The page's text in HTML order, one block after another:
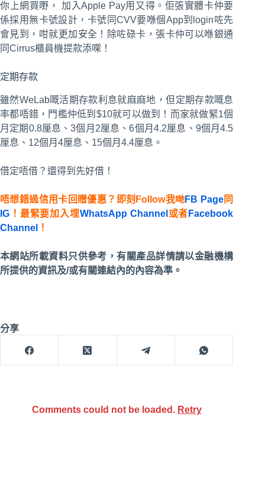
你上網買嘢， 加入Apple Pay用又得。佢張實體卡仲要
係採用無卡號設計，卡號同CVV要喺個App到login咗先
會見到，咁就更加安全！除咗碌卡，張卡仲可以喺銀通
同Cirrus櫃員機提款添㗎！
定期存款
雖然WeLab嘅活期存款利息就麻麻地，但定期存款嘅息
率都唔錯，門檻仲低到$10就可以做到！而家就做緊1個
月定期0.8厘息、3個月2厘息、6個月4.2厘息、9個月4.5
厘息、12個月4厘息、15個月4.4厘息。
借定唔借？還得到先好借！
唔想錯過信用卡回贈優惠？即刻Follow我哋FB Page同
IG ！最緊要加入埋WhatsApp Channel 或者 Facebook
Channel
！
本網站所載資料只供參考，有關產品詳情請以金融機構
所提供的資訊及/或有關連結內的內容為準。
分享
Comments could not be loaded. Retry